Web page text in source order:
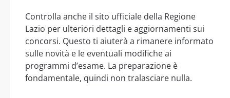
Controlla anche il sito ufficiale della Regione
Lazio per ulteriori dettagli e aggiornamenti sui
concorsi. Questo ti aiuterà a rimanere informato
sulle novità e le eventuali modifiche ai
programmi d’esame. La preparazione è
fondamentale, quindi non tralasciare nulla.